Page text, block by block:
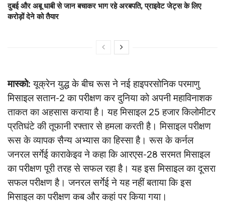
दुबई और अबू धाबी से जान बचाकर भाग रहे अरबपति, प्राइवेट जेट्स के लिए
करोड़ों देने को तैयार
मास्‍को: यूक्रेन युद्ध के बीच रूस ने नई हाइपरसोनिक परमाणु
मिसाइल सतान-2 का परीक्षण कर दुनिया को अपनी महाविनाशक
ताकत का अहसास कराया है। यह मिसाइल 25 हजार किलोमीटर
प्रतिघंटे की तूफानी रफ्तार से हमला करती है। मिसाइल परीक्षण
रूस के व्‍यापक सैन्‍य अभ्‍यास का हिस्‍सा है। रूस के कर्नल
जनरल सर्गेई काराकेइव ने कहा कि आरएस-28 सरमत मिसाइल
का परीक्षण पूरी तरह से सफल रहा है। यह इस मिसाइल का दूसरा
सफल परीक्षण है। जनरल सर्गेई ने यह नहीं बताया कि इस
मिसाइल का परीक्षण कब और कहां पर किया गया।